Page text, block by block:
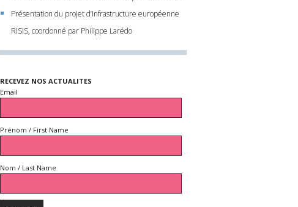
Présentation du projet d’Infrastructure européenne
RISIS, coordonné par Philippe Larédo
RECEVEZ NOS ACTUALITES
Email
Prénom / First Name
Nom / Last Name